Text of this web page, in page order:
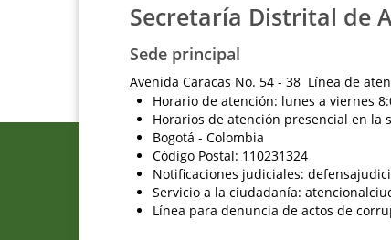
Secretaría Distrital de
Sede principal
Avenida Caracas No. 54 - 38 Línea de
Horario de atención: lunes a viernes
Horarios de atención presencial en la
Bogotá - Colombia
Código Postal: 110231324
Notificaciones judiciales:
Servicio a la ciudadanía:
Línea para denuncia de actos de